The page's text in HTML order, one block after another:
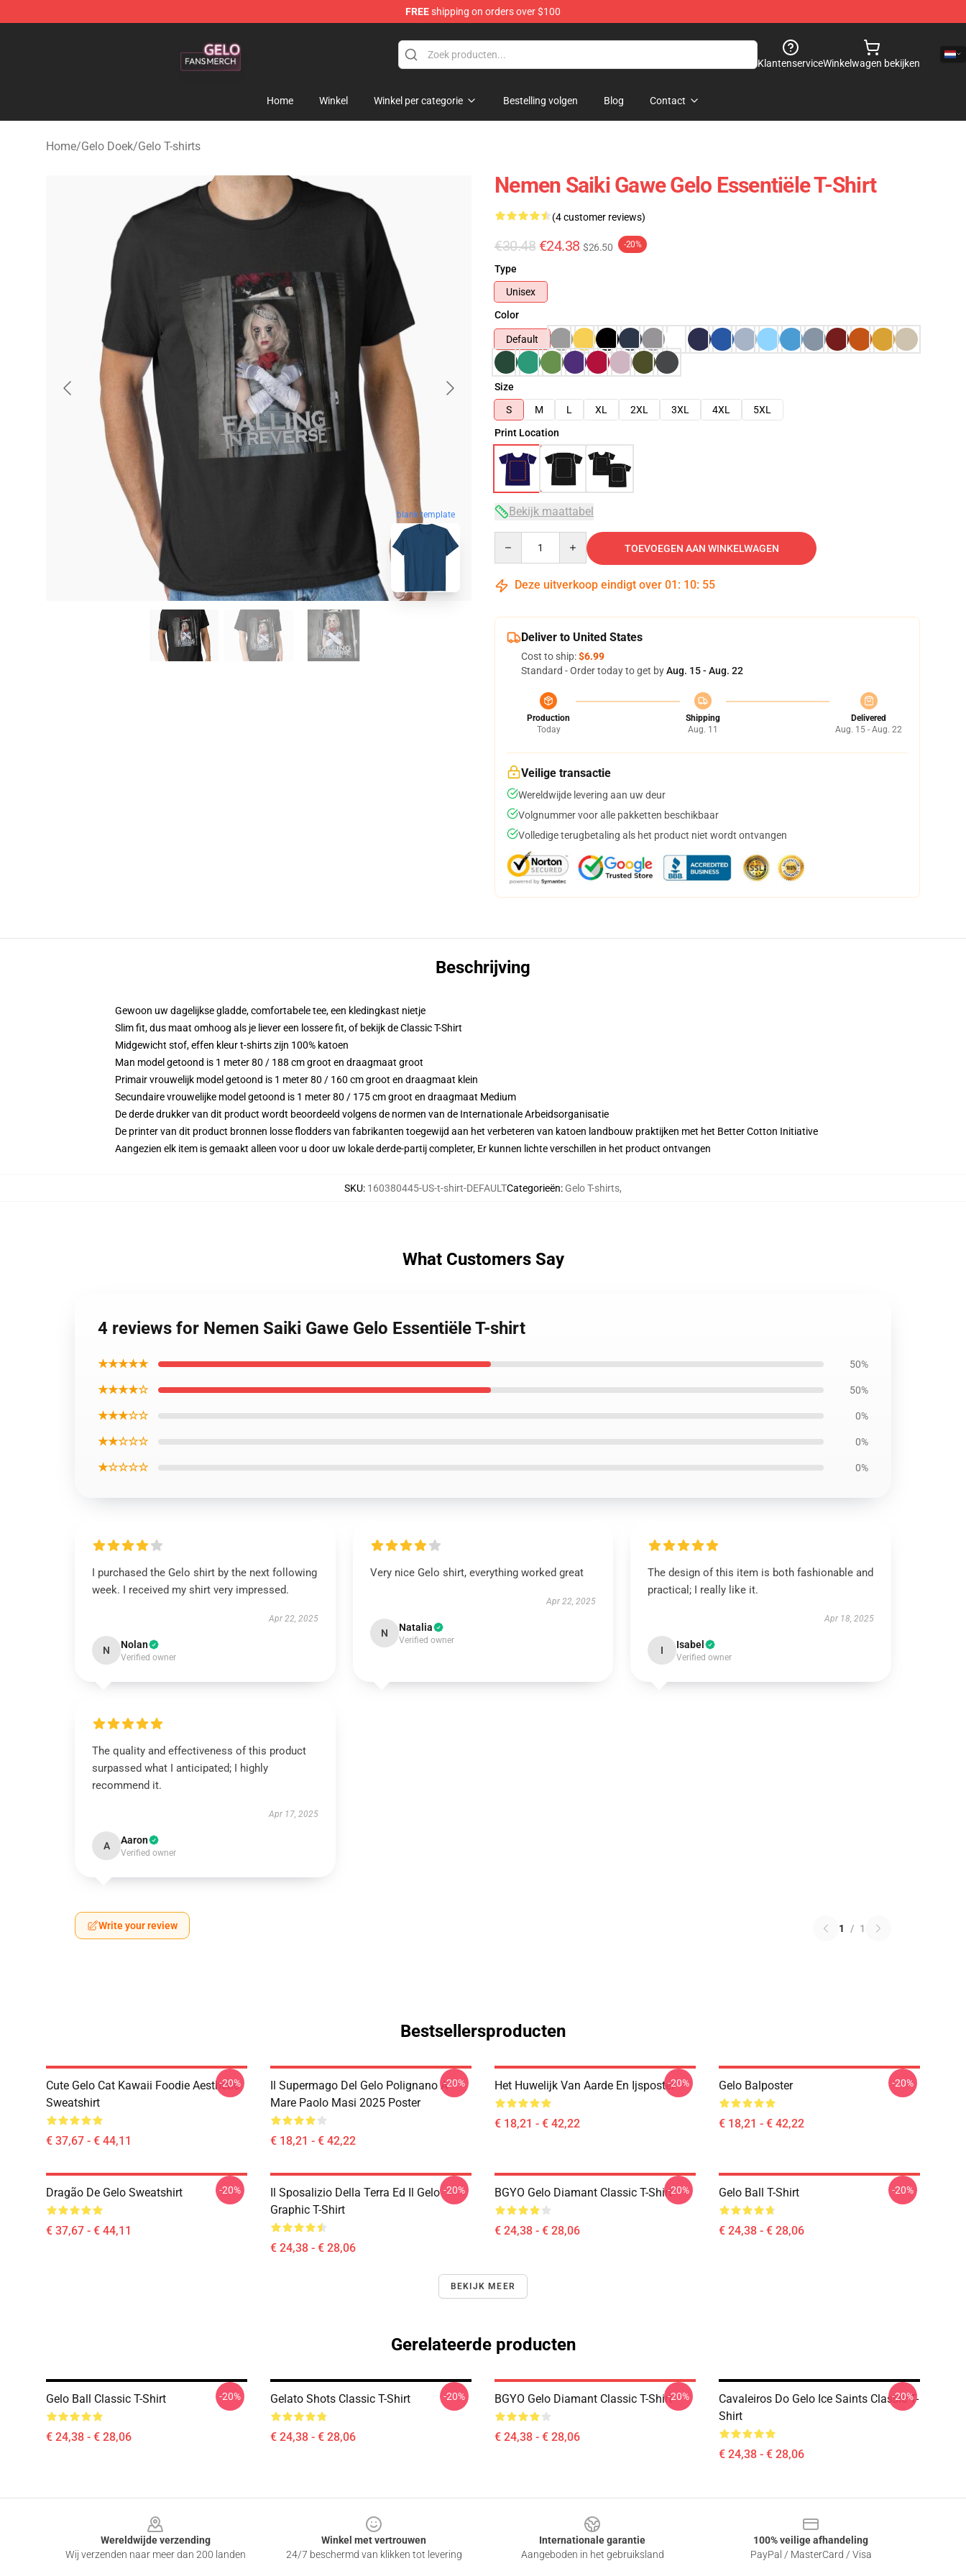
FREEshipping on orders over $100
KlantenserviceWinkelwagen bekijken
Home Winkel Winkel per categorie Bestelling volgen Blog Contact
Home/Gelo Doek/Gelo T-shirts
blank template
Nemen Saiki Gawe Gelo Essentiële T-Shirt
(4 customer reviews)
€30.48 €24.38 $26.50 -20%
Type
Unisex
Color
Default
Size
S
M L XL 2XL 3XL 4XL
5XL
Print Location
Bekijk maattabel
TOEVOEGEN AAN WINKELWAGEN
Deze uitverkoop eindigt over 01 : 10: 54
Deliver to United States
Cost to ship:$6.99
Standard - Order today to get byAug. 15 - Aug. 22
Production
Today
Shipping
Aug. 11
Delivered
Aug. 15 - Aug. 22
Veilige transactie
Wereldwijde levering aan uw deur
Volgnummer voor alle pakketten beschikbaar
Volledige terugbetaling als het product niet wordt ontvangen
Beschrijving
Gewoon uw dagelijkse gladde, comfortabele tee, een kledingkast nietje
Slim fit, dus maat omhoog als je liever een lossere fit, of bekijk de Classic T-Shirt
Midgewicht stof, effen kleur t-shirts zijn 100% katoen
Man model getoond is 1 meter 80 / 188 cm groot en draagmaat groot
Primair vrouwelijk model getoond is 1 meter 80 / 160 cm groot en draagmaat klein
Secundaire vrouwelijke model getoond is 1 meter 80 / 175 cm groot en draagmaat Medium
De derde drukker van dit product wordt beoordeeld volgens de normen van de Internationale Arbeidsorganisatie
De printer van dit product bronnen losse flodders van fabrikanten toegewijd aan het verbeteren van katoen landbouw praktijken met het Better Cotton Initiative
Aangezien elk item is gemaakt alleen voor u door uw lokale derde-partij completer, Er kunnen lichte verschillen in het product ontvangen
SKU: 160380445-US-t-shirt-DEFAULTCategorieën: Gelo T-shirts,
What Customers Say
4 reviews for Nemen Saiki Gawe Gelo Essentiële T-shirt
★★★★★ 50%
★★★★☆ 50%
★★★☆☆ 0%
★★☆☆☆ 0%
★☆☆☆☆ 0%
I purchased the Gelo shirt by the next following
week. I received my shirt very impressed.
Apr 22, 2025
N Nolan
Verified owner
Very nice Gelo shirt, everything worked great
Apr 22, 2025
N Natalia
Verified owner
The design of this item is both fashionable and
practical; I really like it.
Apr 18, 2025
I Isabel
Verified owner
The quality and effectiveness of this product
surpassed what I anticipated; I highly
recommend it.
Apr 17, 2025
A Aaron
Verified owner
Write your review 1 / 1
Bestsellersproducten
Cute Gelo Cat Kawaii Foodie Aesthetic
Sweatshirt
€ 37,67 - € 44,11
-20%
Il Supermago Del Gelo Polignano A
Mare Paolo Masi 2025 Poster
€ 18,21 - € 42,22
-20% Het Huwelijk Van Aarde En Ijsposter
€ 18,21 - € 42,22
-20% Gelo Balposter
€ 18,21 - € 42,22
-20%
Dragão De Gelo Sweatshirt
€ 37,67 - € 44,11
-20%
Il Sposalizio Della Terra Ed Il Gelo
Graphic T-Shirt
€ 24,38 - € 28,06
-20% BGYO Gelo Diamant Classic T-Shirt
€ 24,38 - € 28,06
-20% Gelo Ball T-Shirt
€ 24,38 - € 28,06
-20%
BEKIJK MEER
Gerelateerde producten
Gelo Ball Classic T-Shirt
€ 24,38 - € 28,06
-20% Gelato Shots Classic T-Shirt
€ 24,38 - € 28,06
-20% BGYO Gelo Diamant Classic T-Shirt
€ 24,38 - € 28,06
-20%
Cavaleiros Do Gelo Ice Saints Classic T-
Shirt
€ 24,38 - € 28,06
-20%
Wereldwijde verzending
Wij verzenden naar meer dan 200 landen
Winkel met vertrouwen
24/7 beschermd van klikken tot levering
Internationale garantie
Aangeboden in het gebruiksland
100% veilige afhandeling
PayPal / MasterCard / Visa